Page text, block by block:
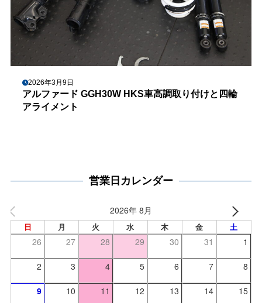
2026年3月9日
アルファード GGH30W HKS車高調取り付けと四輪
アライメント
営業日カレンダー
2026年 8月
日 月 火 水 木 金 土
26 27 28 29 30 31 1
2 3 4 5 6 7 8
9 10 11 12 13 14 15